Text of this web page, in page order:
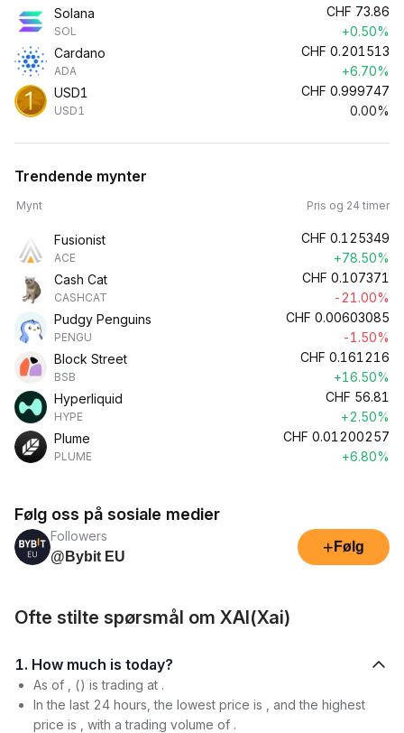
Solana
SOL
CHF 73.86
+0.50%
Cardano
ADA
CHF 0.201513
+6.70%
USD1
USD1
CHF 0.999747
0.00%
Trendende mynter
Mynt Pris og 24 timer
Fusionist
ACE
CHF 0.125349
+78.50%
Cash Cat
CASHCAT
CHF 0.107371
-21.00%
Pudgy Penguins
PENGU
CHF 0.00603085
-1.50%
Block Street
BSB
CHF 0.161216
+16.50%
Hyperliquid
HYPE
CHF 56.81
+2.50%
Plume
PLUME
CHF 0.01200257
+6.80%
Følg oss på sosiale medier
Followers
@Bybit EU
+ Følg
Ofte stilte spørsmål om XAI(Xai)
1. How much is today?
As of , () is trading at .
In the last 24 hours, the lowest price is , and the highest
price is , with a trading volume of .